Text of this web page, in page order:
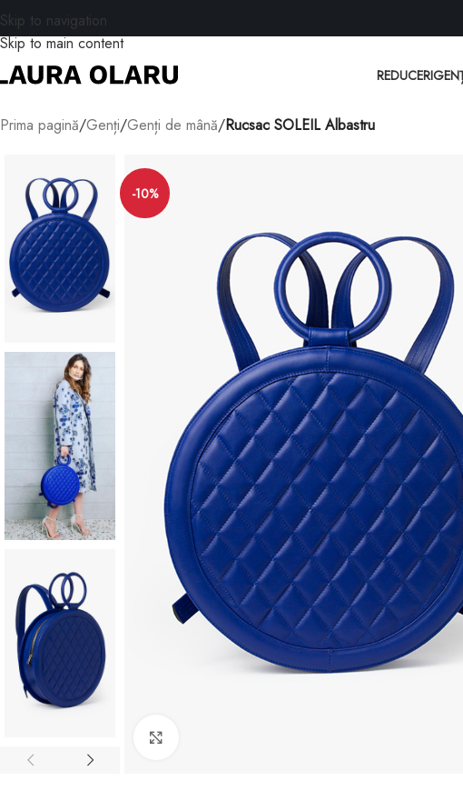
Skip to navigation
Skip to main content
REDUCERI
Prima pagină/Genți/Genți de mână/Rucsac SOLEIL Albastru
-10%